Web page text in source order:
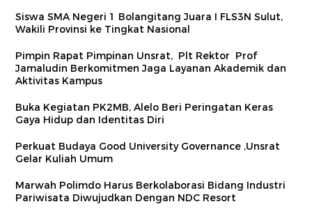
Siswa SMA Negeri 1 Bolangitang Juara I FLS3N Sulut,
Wakili Provinsi ke Tingkat Nasional
Pimpin Rapat Pimpinan Unsrat, Plt Rektor Prof
Jamaludin Berkomitmen Jaga Layanan Akademik dan
Aktivitas Kampus
Buka Kegiatan PK2MB, Alelo Beri Peringatan Keras
Gaya Hidup dan Identitas Diri
Perkuat Budaya Good University Governance ,Unsrat
Gelar Kuliah Umum
Marwah Polimdo Harus Berkolaborasi Bidang Industri
Pariwisata Diwujudkan Dengan NDC Resort